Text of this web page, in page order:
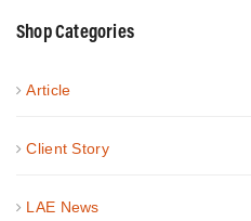
Shop Categories
Article
Client Story
LAE News